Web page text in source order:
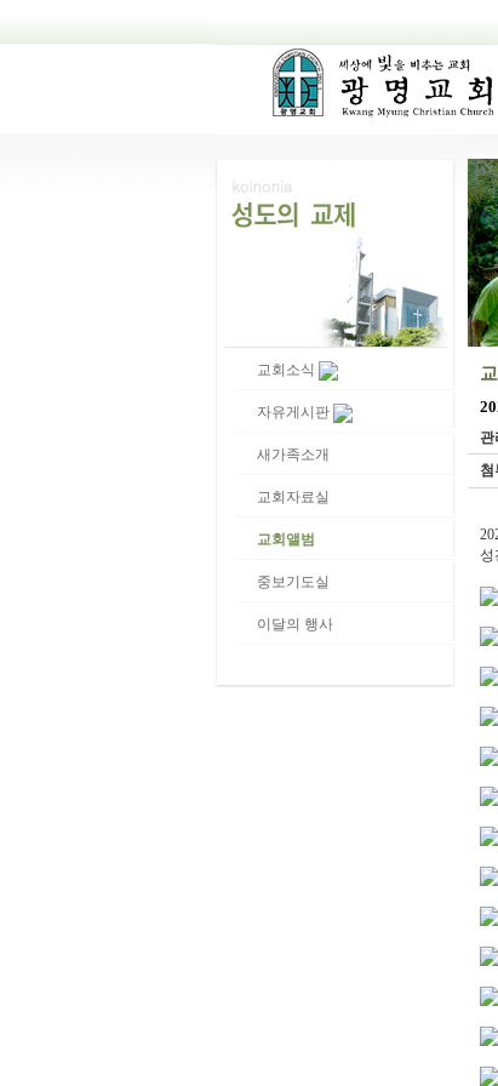
교회소식
자유게시판
새가족소개
교회자료실
교회앨범
중보기도실
이달의 행사
관
첨
성